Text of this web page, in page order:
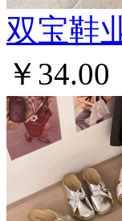
双宝鞋
￥34.00